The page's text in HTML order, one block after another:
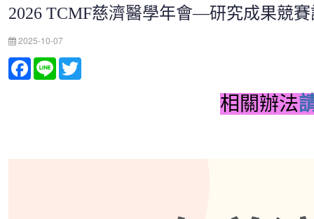
2026 TCMF慈濟醫學年會—研究成果競
2025-10-07
Facebook
Line
相關辦法